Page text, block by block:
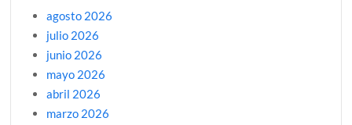
agosto 2026
julio 2026
junio 2026
mayo 2026
abril 2026
marzo 2026